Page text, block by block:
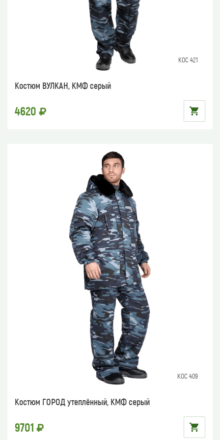
КОС 421
Костюм ВУЛКАН, КМФ серый
4620
КОС 409
Костюм ГОРОД утеплённый, КМФ серый
9701